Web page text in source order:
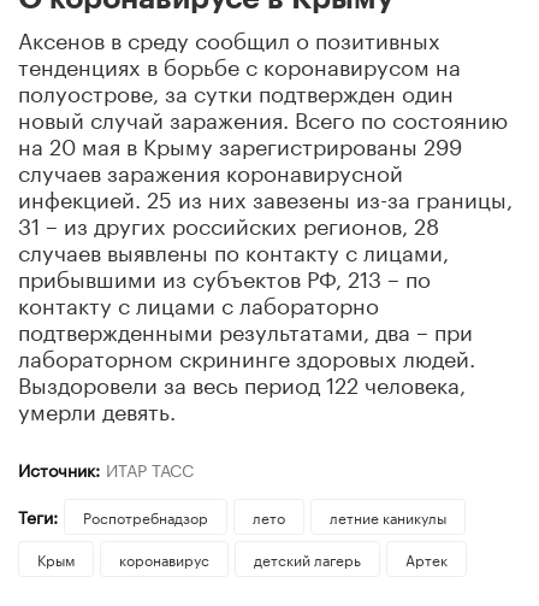
Аксенов в среду сообщил о позитивных
тенденциях в борьбе с коронавирусом на
полуострове, за сутки подтвержден один
новый случай заражения. Всего по состоянию
на 20 мая в Крыму зарегистрированы 299
случаев заражения коронавирусной
инфекцией. 25 из них завезены из-за границы,
31 – из других российских регионов, 28
случаев выявлены по контакту с лицами,
прибывшими из субъектов РФ, 213 – по
контакту с лицами с лабораторно
подтвержденными результатами, два – при
лабораторном скрининге здоровых людей.
Выздоровели за весь период 122 человека,
умерли девять.
Источник: ИТАР ТАСС
Теги:
Роспотребнадзор лето
летние каникулы
Крым
коронавирус детский лагерь Артек